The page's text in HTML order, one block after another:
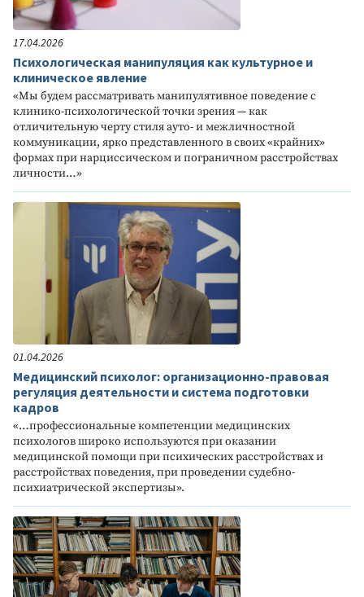
17.04.2026
Психологическая манипуляция как культурное и
клиническое явление
«Мы будем рассматривать манипулятивное поведение с
клинико-психологической точки зрения — как
отличительную черту стиля ауто- и межличностной
коммуникации, ярко представленного в своих «крайних»
формах при нарциссическом и пограничном расстройствах
личности…»
01.04.2026
Медицинский психолог: организационно-правовая
регуляция деятельности и система подготовки
кадров
«…профессиональные компетенции медицинских
психологов широко используются при оказании
медицинской помощи при психических расстройствах и
расстройствах поведения, при проведении судебно-
психиатрической экспертизы».